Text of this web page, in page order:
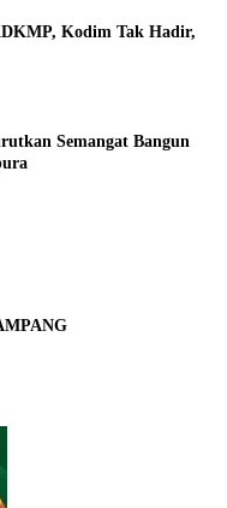
Kodim Tak Hadir,
Semangat Bangun